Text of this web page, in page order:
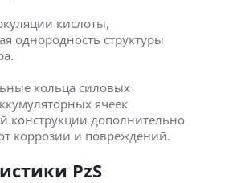
кислоты,
однородность структуры
кольца силовых
ячеек
конструкции дополнительно
коррозии и повреждений.
PzS